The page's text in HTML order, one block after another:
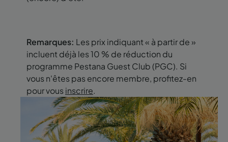
Remarques: Les prix indiquant « à partir de »
incluent déjà les 10 % de réduction du
programme Pestana Guest Club (PGC). Si
vous n'êtes pas encore membre, profitez-en
pour vous inscrire.